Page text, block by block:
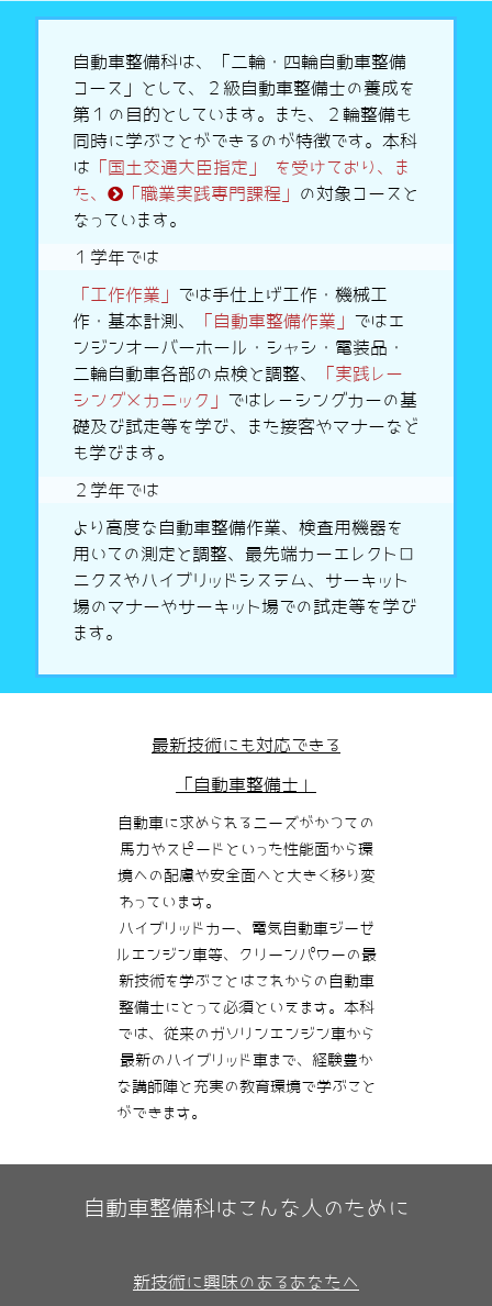
自動車整備科は、「二輪・四輪自動車整備
コース」として、２級自動車整備士の養成を
第１の目的としています。また、２輪整備も
同時に学ぶことができるのが特徴です。本科
は 「国土交通大臣指定」 を受けており、ま
た、
「職業実践専門課程」
の対象コースと
なっています。
１学年では
「工作作業」 では手仕上げ工作・機械工
作・基本計測、
「自動車整備作業」 ではエ
ンジンオーバーホール・シャシ・電装品・
二輪自動車各部の点検と調整、
「実践レー
シングメカニック」 ではレ－シングカーの基
礎及び試走等を学び、また接客やマナーなど
も学びます。
２学年では
より高度な自動車整備作業、検査用機器を
用いての測定と調整、最先端カーエレクトロ
ニクスやハイブリッドシステム、サーキット
場のマナーやサーキット場での試走等を学び
ます。
最新技術にも対応できる
「自動車整備士」
自動車に求められるニーズがかつての
馬力やスピードといった性能面から環
境への配慮や安全面へと大きく移り変
わっています。
ハイブリッドカー、電気自動車ジーゼ
ルエンジン車等、クリーンパワーの最
新技術を学ぶことはこれからの自動車
整備士にとって必須といえます。本科
では、従来のガソリンエンジン車から
最新のハイブリッド車まで、経験豊か
な講師陣と充実の教育環境で学ぶこと
ができます。
自動車整備科はこんな人のために
新技術に興味のあるあなたへ